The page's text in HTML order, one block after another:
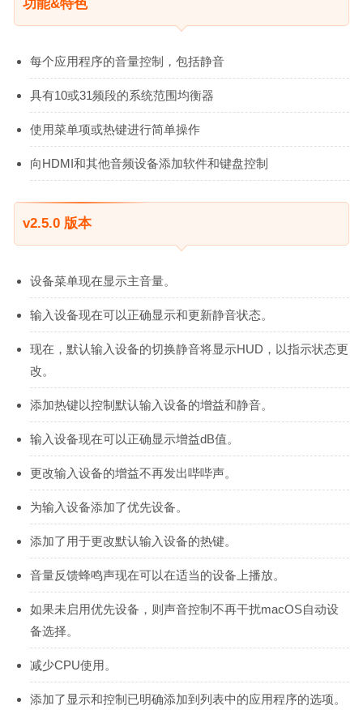
功能&特色
每个应用程序的音量控制，包括静音
具有10或31频段的系统范围均衡器
使用菜单项或热键进行简单操作
向HDMI和其他音频设备添加软件和键盘控制
v2.5.0 版本
设备菜单现在显示主音量。
输入设备现在可以正确显示和更新静音状态。
现在，默认输入设备的切换静音将显示HUD，以指示状态更
改。
添加热键以控制默认输入设备的增益和静音。
输入设备现在可以正确显示增益dB值。
更改输入设备的增益不再发出哔哔声。
为输入设备添加了优先设备。
添加了用于更改默认输入设备的热键。
音量反馈蜂鸣声现在可以在适当的设备上播放。
如果未启用优先设备，则声音控制不再干扰macOS自动设
备选择。
减少CPU使用。
添加了显示和控制已明确添加到列表中的应用程序的选项。